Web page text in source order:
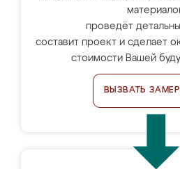
проведёт
составит проект и сделает
стоимости Вашей
ВЫЗВАТЬ